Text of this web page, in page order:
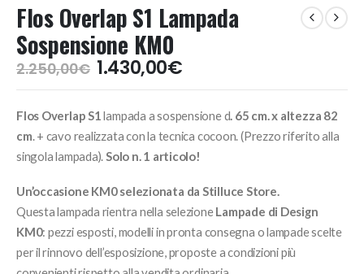
Flos Overlap S1 Lampada
Sospensione KM0
2.250,00€ Il
prezzo
era:
2.250,00€.
1.430,00€Il
prezzo
è:
1.430,00€.
Flos Overlap S1lampada a sospensione d. 65 cm. x altezza 82
cm. + cavo realizzata con la tecnica cocoon. (Prezzo riferito alla
singola lampada).Solo n. 1 articolo!
Un’occasione KM0 selezionata da Stilluce Store.
Questa lampada rientra nella selezioneLampade di Design
KM0: pezzi esposti, modelli in pronta consegna o lampade scelte
per il rinnovo dell’esposizione, proposte a condizioni più